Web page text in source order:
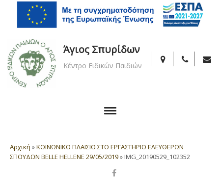
Άγιος Σπυρίδων
Κέντρο Ειδικών Παιδιών
Αρχική »ΚΟΙΝΩΝΙΚΟ ΠΛΑΙΣΙΟ ΣΤΟ ΕΡΓΑΣΤΗΡΙΟ ΕΛΕΥΘΕΡΩΝ
ΣΠΟΥΔΩΝ BELLE HELLENE 29/05/2019»IMG_20190529_102352